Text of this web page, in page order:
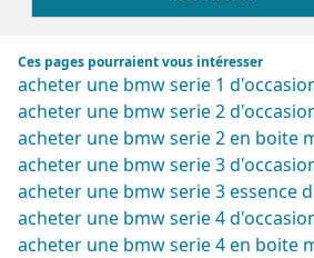
Ces pages pourraient vous intéresser
acheter une bmw serie 1
acheter une bmw serie 2
acheter une bmw serie 2 en boite
acheter une bmw serie 3
acheter une bmw serie 3 essence
acheter une bmw serie 4
acheter une bmw serie 4 en boite